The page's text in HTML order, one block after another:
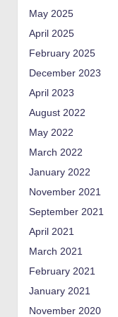
May 2025
April 2025
February 2025
December 2023
April 2023
August 2022
May 2022
March 2022
January 2022
November 2021
September 2021
April 2021
March 2021
February 2021
January 2021
November 2020